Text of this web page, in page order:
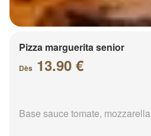
Pizza marguerita senior
Dès 13.90 €
Base sauce tomate, mozzarella